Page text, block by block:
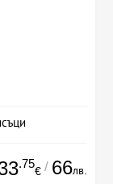
.75
€ / 66лв.